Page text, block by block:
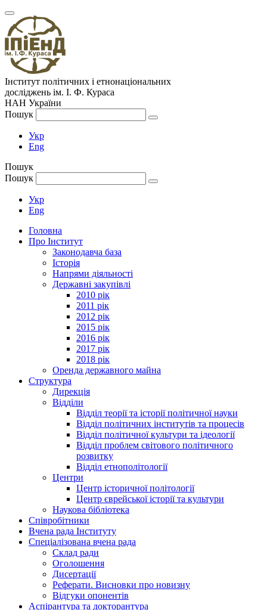
Інститут політичних і етнонаціональних
досліджень ім. І. Ф. Кураса
НАН України
Пошук
Укр
Eng
Пошук
Пошук
Укр
Eng
Головна
Про Інститут
Законодавча база
Історія
Напрями діяльності
Державні закупівлі
2010 рік
2011 рік
2012 рік
2015 рік
2016 рік
2017 рік
2018 рік
Оренда державного майна
Структура
Дирекція
Відділи
Відділ теорії та історії політичної науки
Відділ політичних інститутів та процесів
Відділ політичної культури та ідеології
Відділ проблем світового політичного
розвитку
Відділ етнополітології
Центри
Центр історичної політології
Центр єврейської історії та культури
Наукова бібліотека
Співробітники
Вчена рада Інституту
Спеціалізована вчена рада
Склад ради
Оголошення
Дисертації
Реферати. Висновки про новизну
Відгуки опонентів
Аспірантура та докторантура